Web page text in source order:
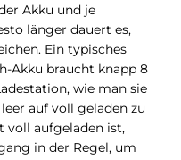
Akku und je
länger dauert es,
Ein typisches
Akku braucht knapp 8
wie man sie
auf voll geladen zu
voll aufgeladen ist,
in der Regel, um